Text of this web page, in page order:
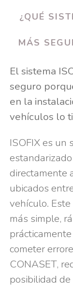
¿QUÉ
MÁS
El sistema
seguro
en la
vehículos lo
ISOFIX es un
directamente
ubicados
vehículo.
más simple,
cometer
CONASET,
posibilidad